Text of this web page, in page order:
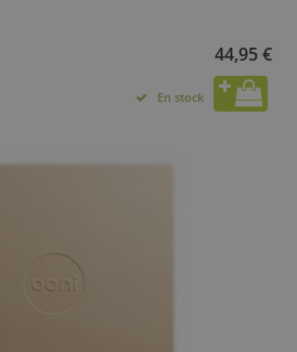
44,95 €
En stock